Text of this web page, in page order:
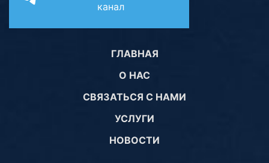
канал
ГЛАВНАЯ
О НАС
СВЯЗАТЬСЯ С НАМИ
УСЛУГИ
НОВОСТИ